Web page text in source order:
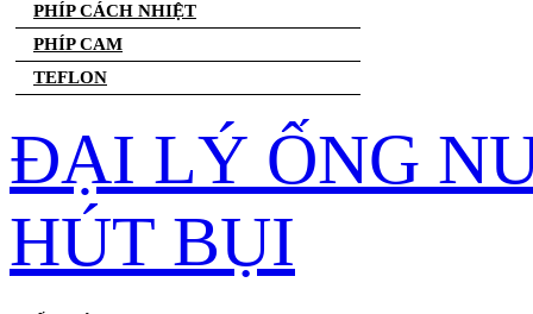
PHÍP CÁCH NHIỆT
PHÍP CAM
TEFLON
ĐẠI LÝ ỐNG
HÚT BỤI